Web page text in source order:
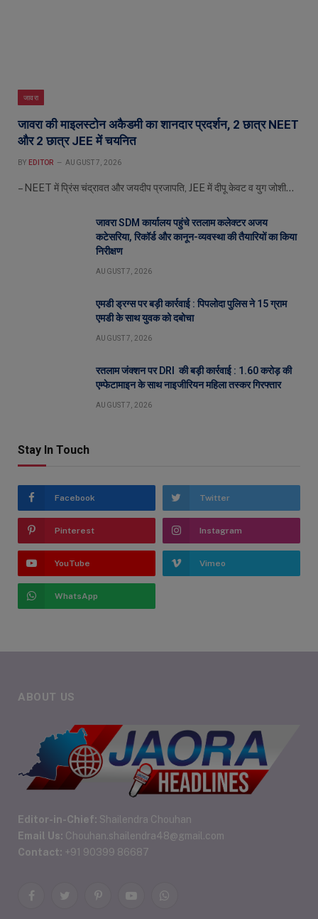
जावरा
जावरा की माइलस्टोन अकैडमी का शानदार प्रदर्शन, 2 छात्र NEET
और 2 छात्र JEE में चयनित
BY EDITOR AUGUST 7, 2026
– NEET में प्रिंस चंद्रावत और जयदीप प्रजापति, JEE में दीपू केवट व युग जोशी…
जावरा SDM कार्यालय पहुंचे रतलाम कलेक्टर अजय
कटेसरिया, रिकॉर्ड और कानून-व्यवस्था की तैयारियों का किया
निरीक्षण
AUGUST 7, 2026
एमडी ड्रग्स पर बड़ी कार्रवाई : पिपलोदा पुलिस ने 15 ग्राम
एमडी के साथ युवक को दबोचा
AUGUST 7, 2026
रतलाम जंक्शन पर DRI की बड़ी कार्रवाई : 1.60 करोड़ की
एम्फेटामाइन के साथ नाइजीरियन महिला तस्कर गिरफ्तार
AUGUST 7, 2026
Stay In Touch
Facebook Twitter
Pinterest Instagram
YouTube Vimeo
WhatsApp
ABOUT US
Editor-in-Chief: Shailendra Chouhan
Email Us: Chouhan.shailendra48@gmail.com
Contact: +91 90399 86687
FacebookTwitterPinterestYouTubeWhatsApp